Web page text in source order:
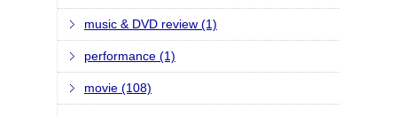
music & DVD review (1)
performance (1)
movie (108)